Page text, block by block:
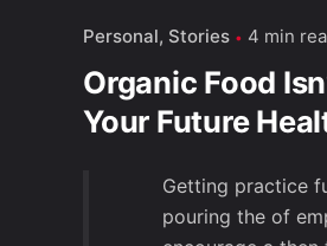
Personal Stories 4 min
Organic Food
Your Future
Getting practice
pouring the of